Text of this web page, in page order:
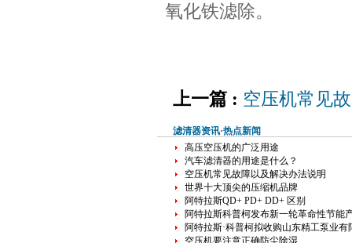
氧化铁滤除。
上一篇 : 空压机常见
滤清器资讯·热点新闻
高压空压机的广泛用途
汽车滤清器的用途是什么？
空压机常见故障以及解决办法说明
世界十大顶尖的压缩机品牌
阿特拉斯QD+ PD+ DD+ 区别
阿特拉斯科普柯发布新一轮革命性节能
阿特拉斯·科普柯拟收购山东精工泵业有
空压机要注意正确防尘除湿